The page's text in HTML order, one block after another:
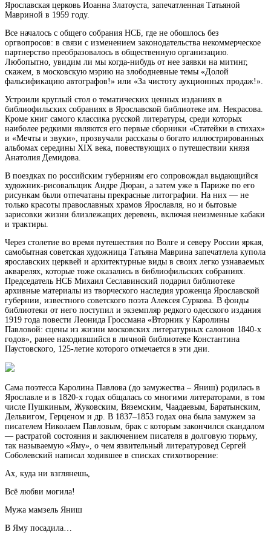
Ярославская церковь Иоанна Златоуста, запечатленная Татьяной
Мавриной в 1959 году.
Все началось с общего собрания НСБ, где не обошлось без
оргвопросов: в связи с изменением законодательства некоммерческое
партнерство преобразовалось в общественную организацию.
Любопытно, увидим ли мы когда-нибудь от нее заявки на митинг,
скажем, в московскую мэрию на злободневные темы «Долой
фальсификацию автографов!» или «За чистоту аукционных продаж!».
Устроили круглый стол о тематических ценных изданиях в
библиофильских собраниях в Ярославской библиотеке им. Некрасова.
Кроме книг самого классика русской литературы, среди которых
наиболее редкими являются его первые сборники «Статейки в стихах»
и «Мечты и звуки», прозвучали рассказы о богато иллюстрированных
альбомах середины XIX века, повествующих о путешествии князя
Анатолия Демидова.
В поездках по российским губерниям его сопровождал выдающийся
художник-рисовальщик Андре Дюран, а затем уже в Париже по его
рисункам были отпечатаны прекрасные литографии. На них — не
только красоты православных храмов Ярославля, но и бытовые
зарисовки жизни близлежащих деревень, включая неизменные кабаки
и трактиры.
Через столетие во время путешествия по Волге и северу России яркая,
самобытная советская художница Татьяна Маврина запечатлела купола
ярославских церквей и архитектурные виды в своих легко узнаваемых
акварелях, которые тоже оказались в библиофильских собраниях.
Председатель НСБ Михаил Сеславинский подарил библиотеке
архивные материалы из творческого наследия уроженца Ярославской
губернии, известного советского поэта Алексея Суркова. В фонды
библиотеки от него поступил и экземпляр редкого одесского издания
1919 года повести Леонида Гроссмана «Вторник у Каролины
Павловой: сцены из жизни московских литературных салонов 1840-х
годов», ранее находившийся в личной библиотеке Константина
Паустовского, 125-летие которого отмечается в эти дни.
Сама поэтесса Каролина Павлова (до замужества – Яниш) родилась в
Ярославле и в 1820-х годах общалась со многими литераторами, в том
числе Пушкиным, Жуковским, Вяземским, Чаадаевым, Баратынским,
Дельвигом, Герценом и др. В 1837–1853 годах она была замужем за
писателем Николаем Павловым, брак с которым закончился скандалом
— растратой состояния и заключением писателя в долговую тюрьму,
так называемую «Яму», о чем язвительный литературовед Сергей
Соболевский написал ходившее в списках стихотворение:
Ах, куда ни взглянешь,
Всё любви могила!
Мужа мамзель Яниш
В Яму посадила…